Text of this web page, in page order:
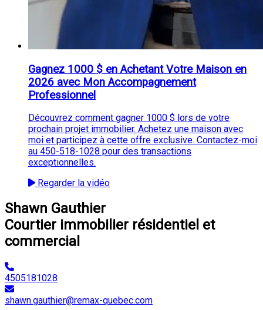
Gagnez 1000 $ en Achetant Votre Maison en
2026 avec Mon Accompagnement
Professionnel
Découvrez comment gagner 1000 $ lors de votre
prochain projet immobilier. Achetez une maison avec
moi et participez à cette offre exclusive. Contactez-moi
au 450-518-1028 pour des transactions
exceptionnelles.
Regarder la vidéo
Shawn Gauthier
Courtier immobilier résidentiel et
commercial
4505181028
shawn.gauthier@remax-quebec.com